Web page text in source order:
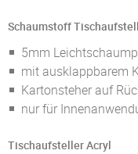
Schaumstoff
5mm
mit ausklappbarem
Kartonsteher auf
nur für
Tischaufsteller Acryl